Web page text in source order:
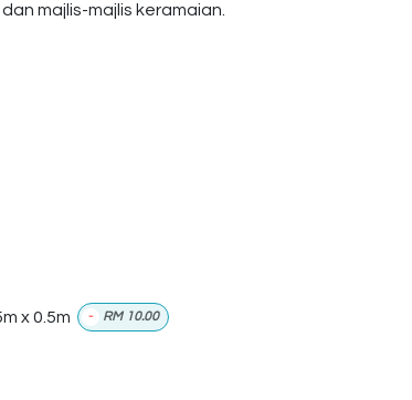
majlis-majlis keramaian.
x 0.5m - RM 10.00